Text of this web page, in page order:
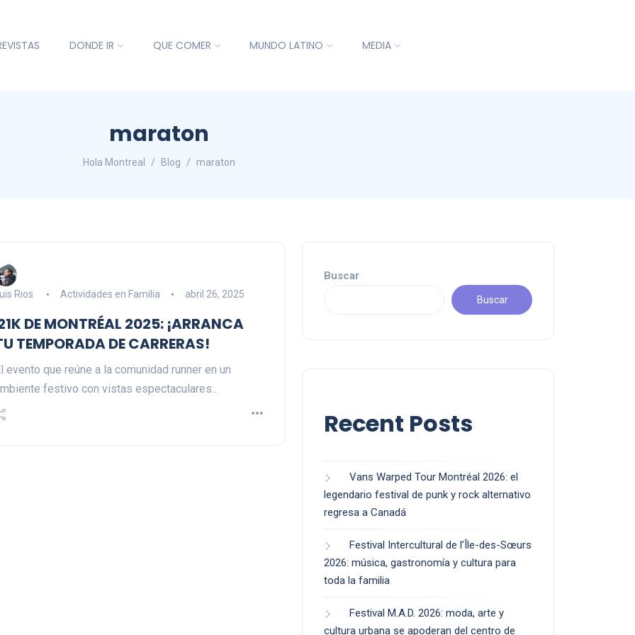
DONDE IR QUE COMER MUNDO LATINO MEDIA
maraton
Hola Montreal Blog maraton
Rios Actividades en Familia abril 26, 2025
DE MONTRÉAL 2025: ¡ARRANCA
TEMPORADA DE CARRERAS!
evento que reúne a la comunidad runner en un
festivo con vistas espectaculares...
Buscar
Buscar
Recent Posts
Vans Warped Tour Montréal 2026: el
legendario festival de punk y rock alternativo
regresa a Canadá
Festival Intercultural de l’Île-des-Sœurs
2026: música, gastronomía y cultura para
toda la familia
Festival M.A.D. 2026: moda, arte y
cultura urbana se apoderan del centro de